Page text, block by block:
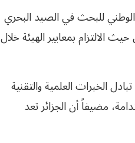
الوطني للبحث في الصيد البحري
الالتزام بمعايير الهيئة خلال
الخبرات العلمية والتقنية
مضيفاً أن الجزائر تعد